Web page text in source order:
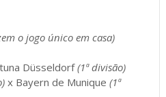
o jogo único em casa)
Düsseldorf(1ª divisão)
x Bayern de Munique (1ª